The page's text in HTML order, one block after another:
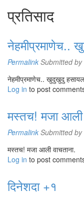
प्रतिसाद
नेहमीप्रमाणेच..
Permalink Submitted by
नेहमीप्रमाणेच.. खुदुखुदु
Log in to post
मस्तच! मजा आली
Permalink Submitted by
मस्तच! मजा आली वाचताना.
Log in to post
दिनेशदा +१